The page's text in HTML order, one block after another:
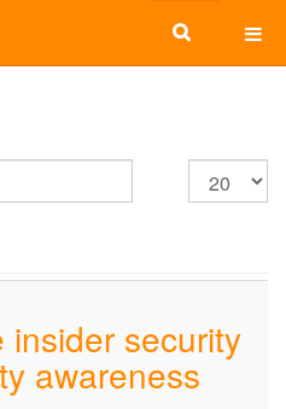
security
awareness